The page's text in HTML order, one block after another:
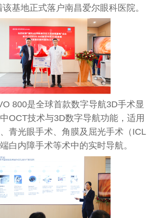
基地正式落户南昌爱尔眼科医院。
O 800是全球首款数字导航3D手术显
OCT技术与3D数字导航功能，适用
青光眼手术、角膜及屈光手术（ICL
白内障手术等术中的实时导航。